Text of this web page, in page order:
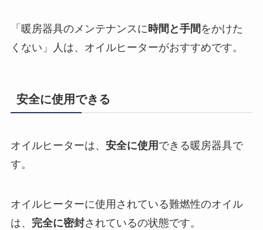
「暖房器具のメンテナンスに時間と手間 をかけた
くない」人は、オイルヒーターがおすすめです。
安全に使用できる
オイルヒーターは、 安全に使用 できる暖房器具で
す。
オイルヒーターに使用されている難燃性のオイル
は、 完全に密封されているの状態です。